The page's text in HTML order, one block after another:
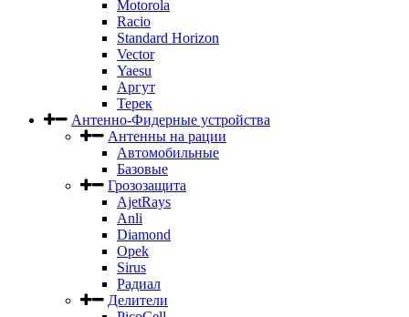
Motorola
Racio
Standard Horizon
Vector
Yaesu
Аргут
Терек
Антенно-Фидерные устройства
Антенны на рации
Автомобильные
Базовые
Грозозащита
AjetRays
Anli
Diamond
Opek
Sirus
Радиал
Делители